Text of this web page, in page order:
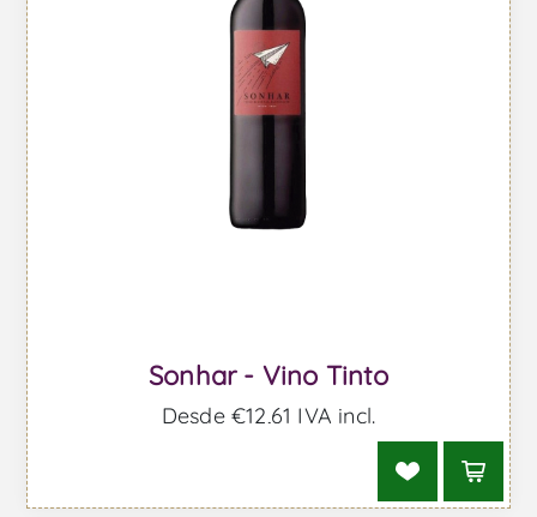
Sonhar - Vino Tinto
Desde €12,61 IVA incl.